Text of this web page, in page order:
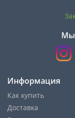
Мы
Информация
Как купить
Доставка